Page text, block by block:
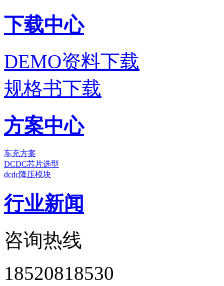
下载中心
DEMO资料下载
规格书下载
方案中心
车充方案
DCDC芯片选型
dcdc降压模块
行业新闻
咨询热线
18520818530